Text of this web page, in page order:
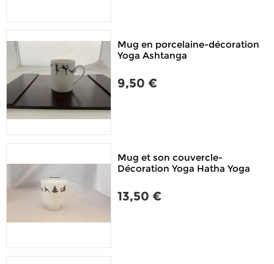
Mug en porcelaine-décoration
Yoga Ashtanga
9,50 €
Mug et son couvercle-
Décoration Yoga Hatha Yoga
13,50 €